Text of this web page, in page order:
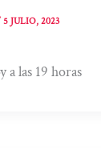
5 JULIO, 2023
a las 19 horas